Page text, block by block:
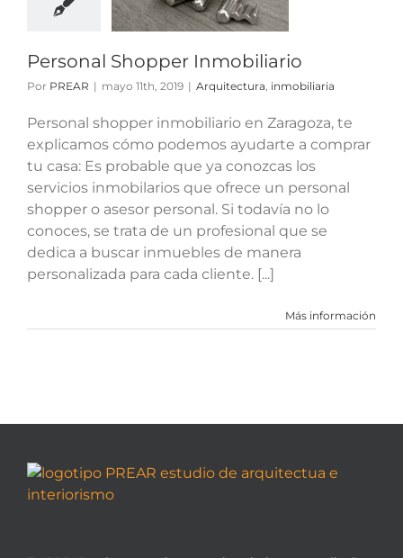
Personal Shopper Inmobiliario
Por PREAR | mayo 11th, 2019 | Arquitectura, inmobiliaria
Personal shopper inmobiliario en Zaragoza, te
explicamos cómo podemos ayudarte a comprar
tu casa: Es probable que ya conozcas los
servicios inmobilarios que ofrece un personal
shopper o asesor personal. Si todavía no lo
conoces, se trata de un profesional que se
dedica a buscar inmuebles de manera
personalizada para cada cliente. [...]
Más información